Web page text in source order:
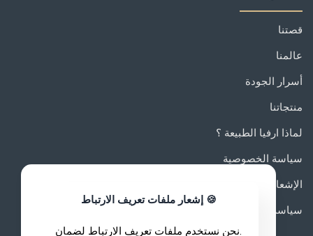
قصتنا
عالمنا
أسرار الجودة
منتجاتنا
لماذا ارفيا الطبيعة ؟
سياسة الخصوصية
الإشعارات القانونية
سياسة الجودة
🍪 إشعار ملفات تعريف الارتباط
.نحن نستخدم ملفات تعريف الارتباط لضمان